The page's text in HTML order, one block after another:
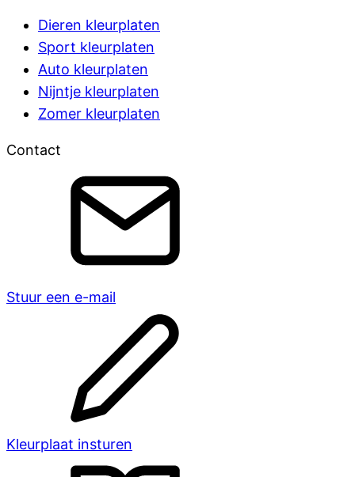
Dieren kleurplaten
Sport kleurplaten
Auto kleurplaten
Nijntje kleurplaten
Zomer kleurplaten
Contact
Stuur een e-mail
Kleurplaat insturen